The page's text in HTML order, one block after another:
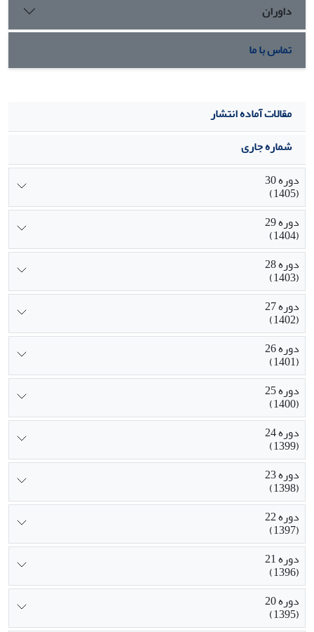
داوران
تماس با ما
مقالات آماده انتشار
شماره جاری
دوره 30
(1405)
دوره 29
(1404)
دوره 28
(1403)
دوره 27
(1402)
دوره 26
(1401)
دوره 25
(1400)
دوره 24
(1399)
دوره 23
(1398)
دوره 22
(1397)
دوره 21
(1396)
دوره 20
(1395)